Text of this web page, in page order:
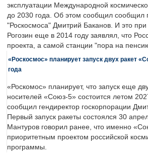
эксплуатации Международной
до 2030 года. Об этом сообщил сообщил
"Роскосмоса" Дмитрий Баканов. И это
Рогозин еще в 2014 году заявлял, что
проекта, а самой станции "пора на
«Роскосмос» планирует запуск двух ракет
года
«Роскомос» планирует, что запуск еще
носителей «Союз-5» состоится летом
сообщил гендиректор госкорпорации
Первый запуск ракеты состоялся 30
Мантуров говорил ранее, что именно
приоритетным проектом российской
программы.